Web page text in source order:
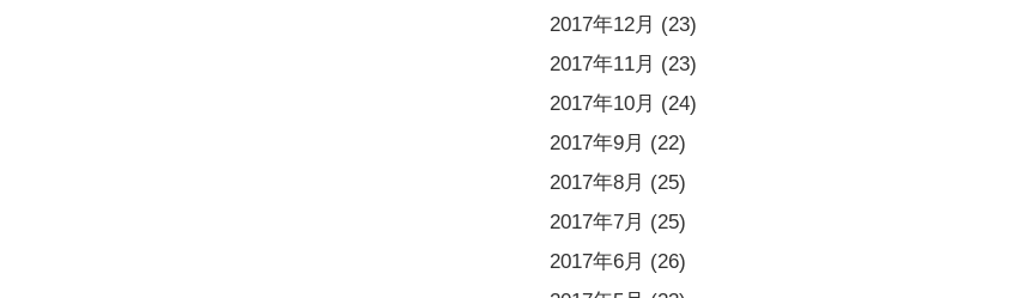
2017年12月 (23)
2017年11月 (23)
2017年10月 (24)
2017年9月 (22)
2017年8月 (25)
2017年7月 (25)
2017年6月 (26)